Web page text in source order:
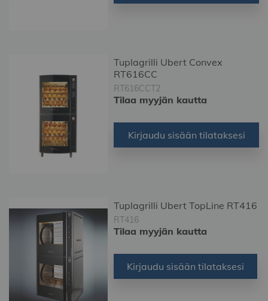
Tuplagrilli Ubert Convex
RT616CC
RT616CCT2
Tilaa myyjän kautta
Kirjaudu sisään tilataksesi
Tuplagrilli Ubert TopLine RT416
RT416
Tilaa myyjän kautta
Kirjaudu sisään tilataksesi